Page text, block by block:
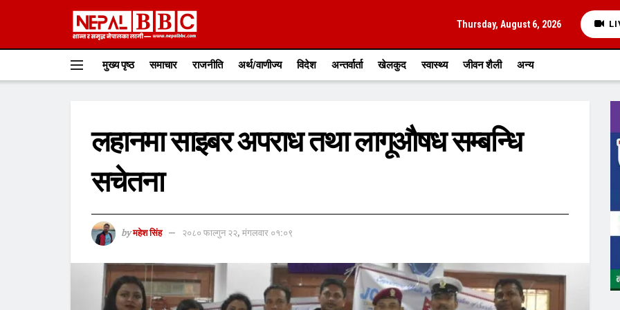
Thursday, August 6, 2026
मुख्य पृष्ठ समाचार राजनीति अर्थ/वाणीज्य विदेश अन्तर्वार्ता खेलकुद स्वास्थ्य जीवन शैली अन्य
लहानमा साइबर अपराध तथा लागूऔषध सम्बन्धि
सचेतना
by महेश सिंह २०८० फाल्गुन २२, मंगलवार ०१:०९